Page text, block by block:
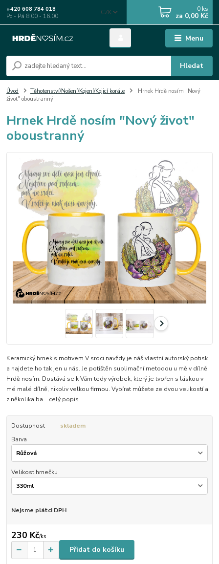
Menu
CZK
Hledat
+420 608 784 018
Po - Pá 8.00 - 16.00
0 ks
za 0,00 Kč
Úvod Těhotenství/Nošení/Kojení/Kojicí korále
Hrnek Hrdě nosím "Nový
život" oboustranný
Hrnek Hrdě nosím "Nový život"
oboustranný
Keramický hrnek s motivem V srdci navždy je náš vlastní autorský potisk
a najdete ho tak jen u nás. Je potištěn sublimační metodou u mě v dílně
Hrdě nosím. Dostává se k Vám tedy výrobek, který je tvořen s láskou v
mé malé dílně, nikoliv velkou firmou. Vybírat můžete ze dvou velikostí a
z několika ba... celý popis
Dostupnost
skladem
Barva
Velikost hrnečku
Nejsme plátci DPH
230 Kč/ks
Přidat do košíku